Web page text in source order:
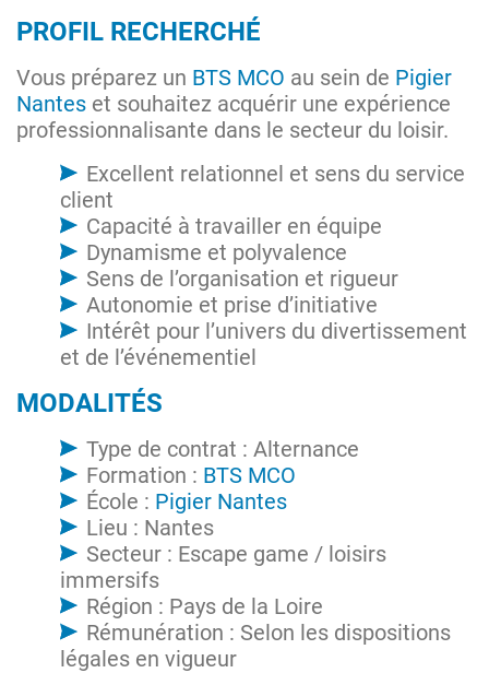
PROFIL RECHERCHÉ
Vous préparez un BTS MCO au sein de Pigier
Nantes et souhaitez acquérir une expérience
professionnalisante dans le secteur du loisir.
Excellent relationnel et sens du service
client
Capacité à travailler en équipe
Dynamisme et polyvalence
Sens de l’organisation et rigueur
Autonomie et prise d’initiative
Intérêt pour l’univers du divertissement
et de l’événementiel
MODALITÉS
Type de contrat : Alternance
Formation : BTS MCO
École : Pigier Nantes
Lieu : Nantes
Secteur : Escape game / loisirs
immersifs
Région : Pays de la Loire
Rémunération : Selon les dispositions
légales en vigueur